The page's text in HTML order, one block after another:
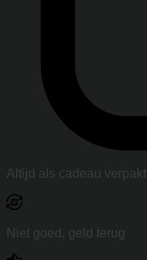
Altijd als cadeau verpakt
Niet goed, geld terug